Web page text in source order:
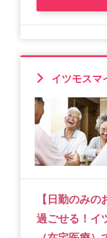
イツモスマ
【日勤のみ
過ごせる！イ